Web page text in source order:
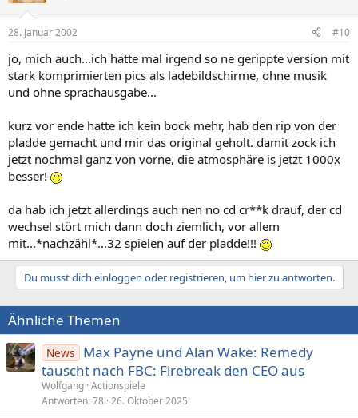
28. Januar 2002 #10
jo, mich auch...ich hatte mal irgend so ne gerippte version mit
stark komprimierten pics als ladebildschirme, ohne musik
und ohne sprachausgabe...
kurz vor ende hatte ich kein bock mehr, hab den rip von der
pladde gemacht und mir das original geholt. damit zock ich
jetzt nochmal ganz von vorne, die atmosphäre is jetzt 1000x
besser!
da hab ich jetzt allerdings auch nen no cd cr**k drauf, der cd
wechsel stört mich dann doch ziemlich, vor allem
mit...*nachzähl*...32 spielen auf der pladde!!!
Du musst dich einloggen oder registrieren, um hier zu antworten.
Ähnliche Themen
News
Max Payne und Alan Wake: Remedy
tauscht nach FBC: Firebreak den CEO aus
Wolfgang Actionspiele
Antworten 78 26. Oktober 2025